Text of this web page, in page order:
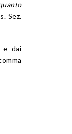
Sez.
e dai